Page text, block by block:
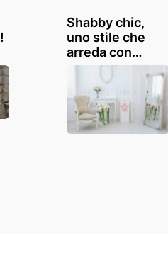
Shabby chic,
uno stile che
arreda con
gusto: consigli e
ispirazioni